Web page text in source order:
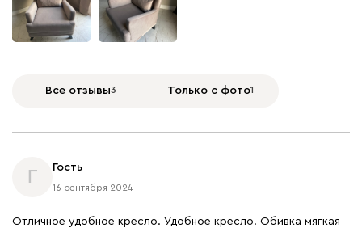
Все отзывы3 Только с фото1
Г
Гость
16 сентября 2024
Отличное удобное кресло. Удобное кресло. Обивка мягкая